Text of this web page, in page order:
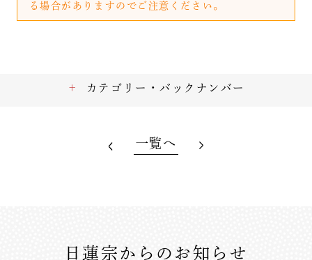
る場合がありますのでご注意ください。
カテゴリー・バックナンバー
一覧へ
日蓮宗からのお知らせ